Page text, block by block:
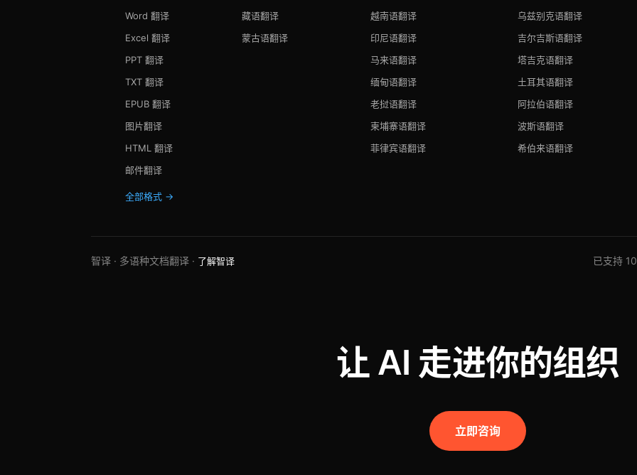
Word 翻译
Excel 翻译
PPT 翻译
TXT 翻译
EPUB 翻译
图片翻译
HTML 翻译
邮件翻译
全部格式 →
藏语翻译
蒙古语翻译
越南语翻译
印尼语翻译
马来语翻译
缅甸语翻译
老挝语翻译
柬埔寨语翻译
菲律宾语翻译
乌兹别克语翻译
吉尔吉斯语翻译
塔吉克语翻译
土耳其语翻译
阿拉伯语翻译
波斯语翻译
希伯来语翻译
智译 · 多语种文档翻译 · 了解智译 已支持
让 AI 走进你的组织
立即咨询